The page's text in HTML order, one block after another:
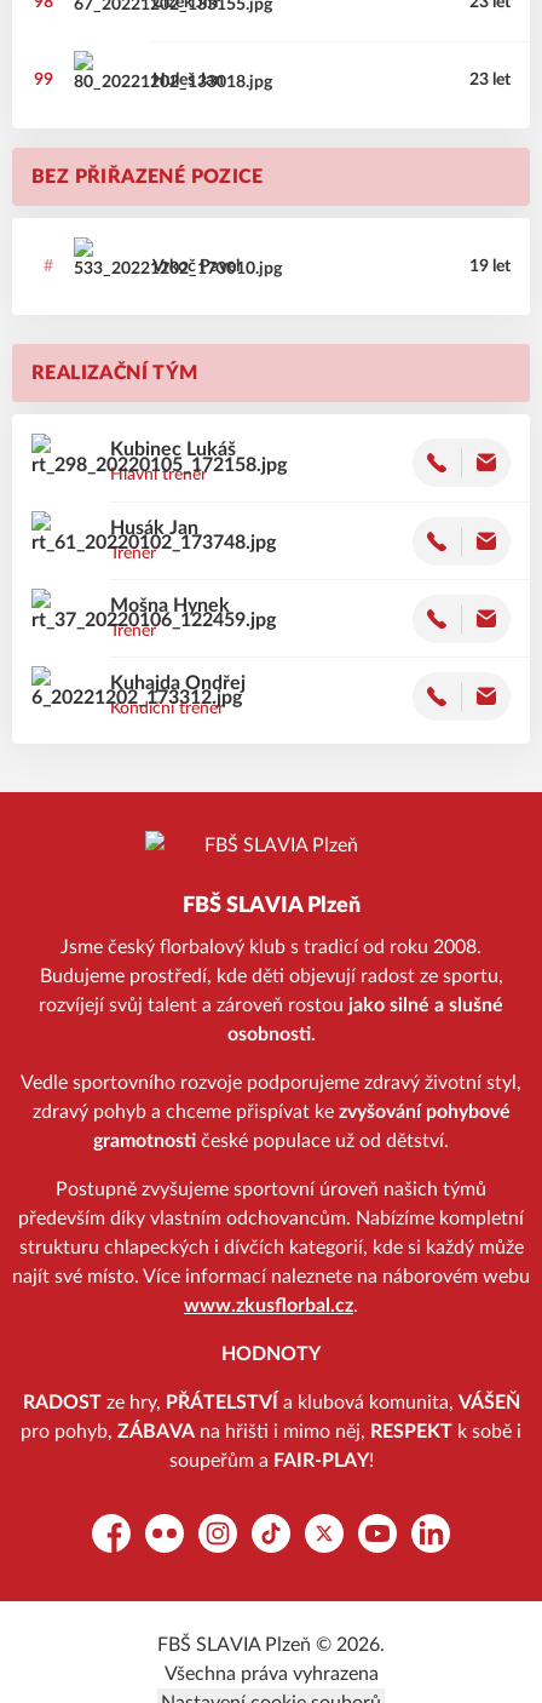
REALIZAČNÍ TÝM
Lukáš
Kubinec
Hlavní trenér
Jan
Husák
Trenér
Hynek
Mošna
Trenér
Ondřej
Kuhajda
Kondiční trenér
99 Jan
Huleš 23 let
BEZ PŘIŘAZENÉ POZICE
# Pavel
Vrkoč 19 let
FBŠ SLAVIA Plzeň
Jsme český florbalový klub s tradicí od roku 2008.
Budujeme prostředí, kde děti objevují radost ze sportu,
rozvíjejí svůj talent a zároveň rostou jako silné a slušné
osobnosti.
Vedle sportovního rozvoje podporujeme zdravý životní styl,
zdravý pohyb a chceme přispívat kezvyšování pohybové
gramotnosti české populace už od dětství.
Postupně zvyšujeme sportovní úroveň našich týmů
především díky vlastním odchovancům. Nabízíme kompletní
strukturu chlapeckých i dívčích kategorií, kde si každý může
najít své místo. Více informací naleznete na náborovém webu
www.zkusflorbal.cz.
HODNOTY
RADOSTze hry, PŘÁTELSTVÍ a klubová komunita, VÁŠEŇ
pro pohyb, ZÁBAVA na hřišti i mimo něj, RESPEKT k sobě i
soupeřům a FAIR-PLAY!
FacebookFlickr Instagram
TikTok Platform X
YouTubeLinkedIn
FBŠ SLAVIA Plzeň © 2026.
Všechna práva vyhrazena